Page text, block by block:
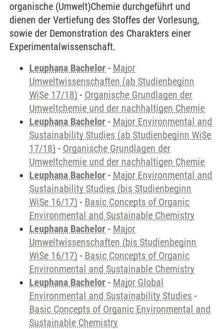
organische (Umwelt)Chemie durchgeführt und
dienen der Vertiefung des Stoffes der Vorlesung,
sowie der Demonstration des Charakters einer
Experimentalwissenschaft.
Leuphana Bachelor - Major
Umweltwissenschaften (ab Studienbeginn
WiSe 17/18) - Organische Grundlagen der
Umweltchemie und der nachhaltigen Chemie
Leuphana Bachelor - Major Environmental and
Sustainability Studies (ab Studienbeginn WiSe
17/18) - Organische Grundlagen der
Umweltchemie und der nachhaltigen Chemie
Leuphana Bachelor - Major Environmental and
Sustainability Studies (bis Studienbeginn
WiSe 16/17) - Basic Concepts of Organic
Environmental and Sustainable Chemistry
Leuphana Bachelor - Major
Umweltwissenschaften (bis Studienbeginn
WiSe 16/17) - Basic Concepts of Organic
Environmental and Sustainable Chemistry
Leuphana Bachelor - Major Global
Environmental and Sustainability Studies -
Basic Concepts of Organic Environmental and
Sustainable Chemistry